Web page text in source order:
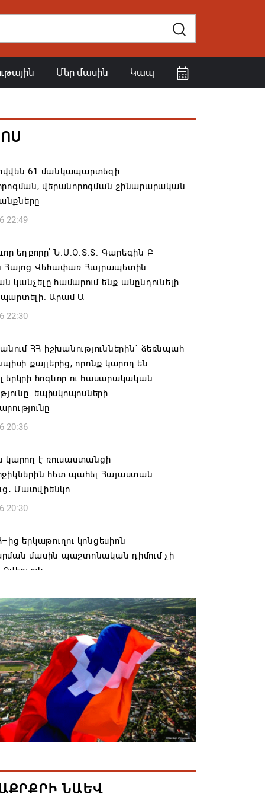
Մեր մասին Կապ
61 մանկապարտեզի
վերանորոգման շինարարական
22:49
եղբորը՝ Ն.Ս.Օ.Տ.Տ. Գարեգին Բ
Հայոց Վեհափառ Հայրապետին
կանչելը համարում ենք անընդունելի
Արամ Ա
22:30
ՀՀ իշխանություններին` ձեռնպահ
քայլերից, որոնք կարող են
երկրի հոգևոր ու հասարակական
եպիսկոպոսների
20:36
կարող է ռուսաստանցի
հետ պահել Հայաստան
Մատվիենկո
20:30
երկաթուղու կոնցեսիոն
մասին պաշտոնական դիմում չի
Առաքելական Եկեղեցու
կկանգնի դատարանի առջև՝
հետ խորացող
պատճառով․ Reuters-ի
18:41
Ադրբեջանի տարածքով
17:52
ՆԱԵՎ